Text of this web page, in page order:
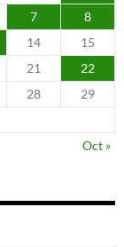
7
8
14
15
21
22
28
29
Oct »